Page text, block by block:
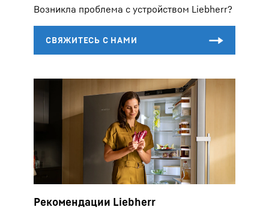
Возникла проблема с устройством Liebherr?
Рекомендации Liebherr